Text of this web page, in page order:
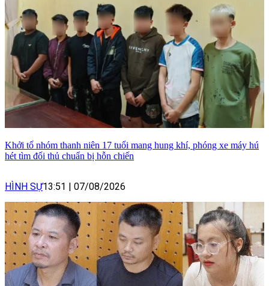
Khởi tố nhóm thanh niên 17 tuổi mang hung khí, phóng xe máy hú
hét tìm đối thủ chuẩn bị hỗn chiến
HÌNH SỰ13:51 07/08/2026